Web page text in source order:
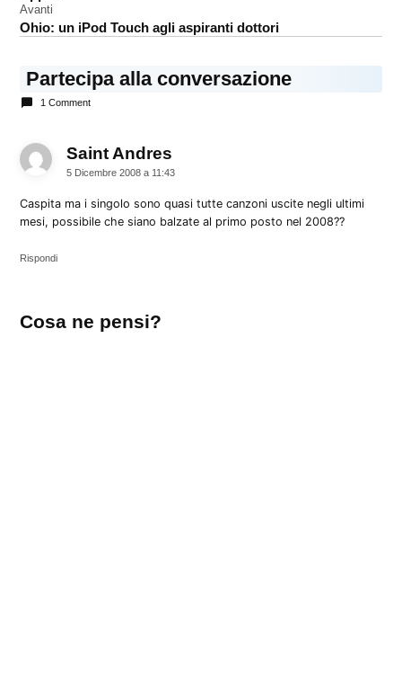
Avanti
Ohio: un iPod Touch agli aspiranti dottori
Partecipa alla conversazione
1 Comment
Saint Andres
5 Dicembre 2008 a 11:43
Caspita ma i singolo sono quasi tutte canzoni uscite negli ultimi
mesi, possibile che siano balzate al primo posto nel 2008??
Rispondi
un
Cosa ne pensi?